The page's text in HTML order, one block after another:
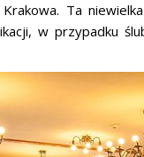
Ta
w przypadku